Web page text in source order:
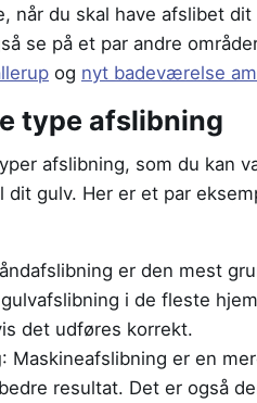
når du skal have afslibet
se på et par andre
og nyt badeværelse
type afslibning
afslibning, som du kan
dit gulv. Her er et par
er den mest
i de fleste
det udføres korrekt.
: Maskineafslibning er en
resultat. Det er også